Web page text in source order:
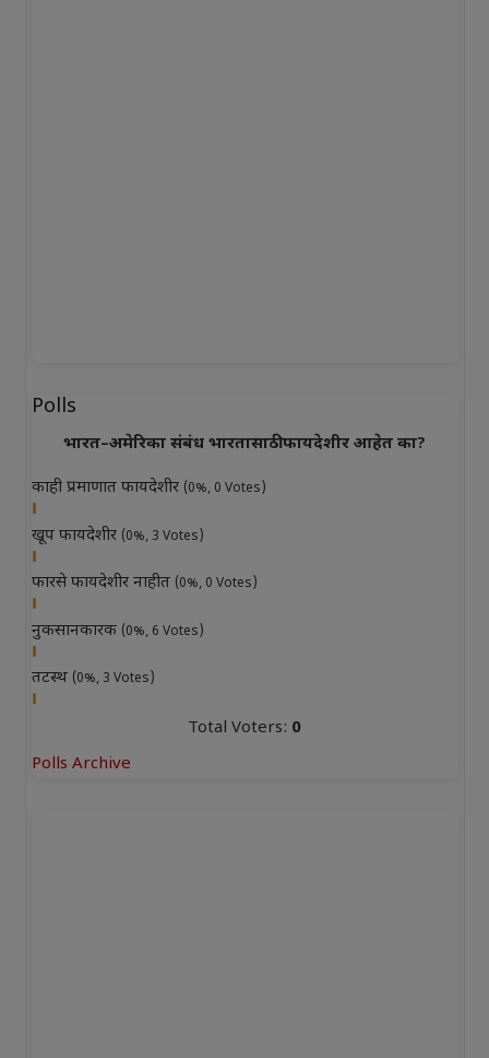
Polls
भारत–अमेरिका संबंध भारतासाठी फायदेशीर आहेत का?
काही प्रमाणात फायदेशीर (0%, 0 Votes)
खूप फायदेशीर (0%, 3 Votes)
फारसे फायदेशीर नाहीत (0%, 0 Votes)
नुकसानकारक (0%, 6 Votes)
तटस्थ (0%, 3 Votes)
Total Voters: 0
Polls Archive